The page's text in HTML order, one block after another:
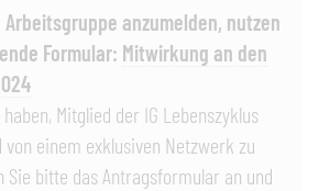
anzumelden, nutzen
Formular: Mitwirkung an den
Mitglied der IG Lebenszyklus
von einem exklusiven Netzwerk zu
bitte das Antragsformular an und